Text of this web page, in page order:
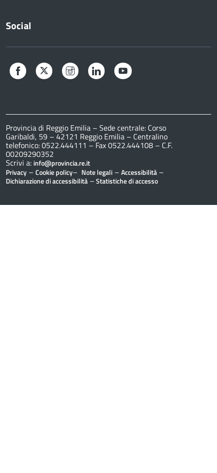
Social
Facebook Twitter Instagram LinkedIn
Provincia di Reggio Emilia – Sede centrale: Corso
Garibaldi, 59 – 42121 Reggio Emilia – Centralino
telefonico: 0522.444111 – Fax 0522.444108 – C.F.
00209290352
Scrivi a: info@provincia.re.it
Privacy – Cookie policy– Note legali – Accessibilità –
Dichiarazione di accessibilità –Statistiche di accesso